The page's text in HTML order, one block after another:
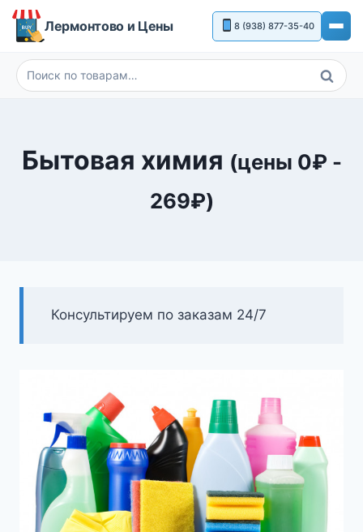
Перейти
Лермонтово и Цены 8 (938) 877-35-40
Искать:
Поиск
Бытовая химия (цены 0₽ -
269₽)
Консультируем по заказам 24/7